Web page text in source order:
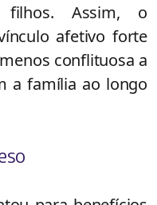
filhos. Assim, o
afetivo forte
conflituosa a
a família ao longo